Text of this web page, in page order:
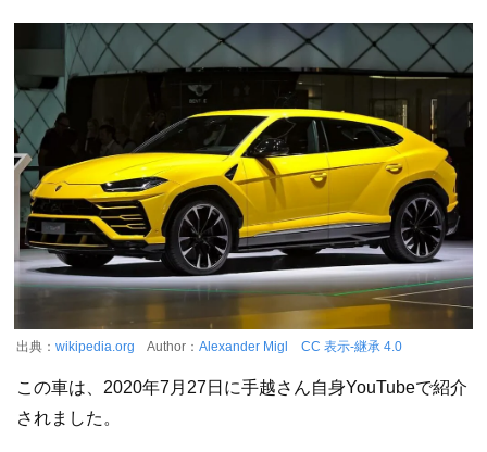
出典： wikipedia.org Author： Alexander Migl CC 表示-継承 4.0
この車は、2020年7月27日に手越さん自身YouTubeで紹介
されました。